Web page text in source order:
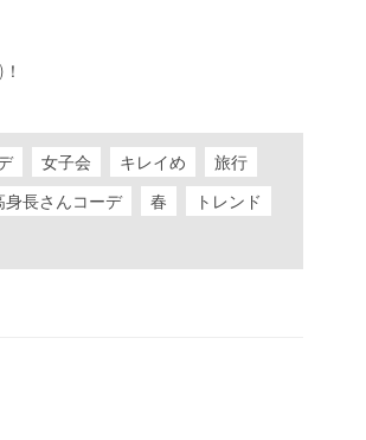
女子会 キレイめ
旅行
身長さんコーデ 春
トレンド